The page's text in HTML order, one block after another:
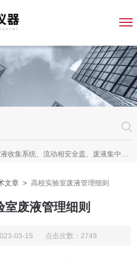
液集中收集系统、废液收集漏斗，全自动溶出杯清洗仪、全自动溶出脱气机、无管道通风柜、无管道药品柜
文章 > 高校实验室废液管理细则
室废液管理细则
03-15 点击次数：2749